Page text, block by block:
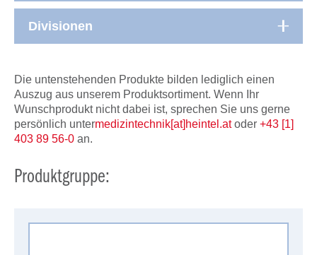
Divisionen
Die untenstehenden Produkte bilden lediglich einen
Auszug aus unserem Produktsortiment. Wenn Ihr
Wunschprodukt nicht dabei ist, sprechen Sie uns gerne
persönlich untermedizintechnik[at]heintel.atoder +43 [1]
403 89 56-0 an.
Produktgruppe: